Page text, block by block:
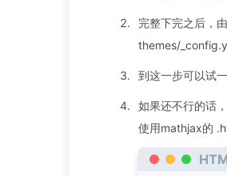
完整下完之后，
themes/
到这一步可以试
如果还不行的话
使用mathjax的